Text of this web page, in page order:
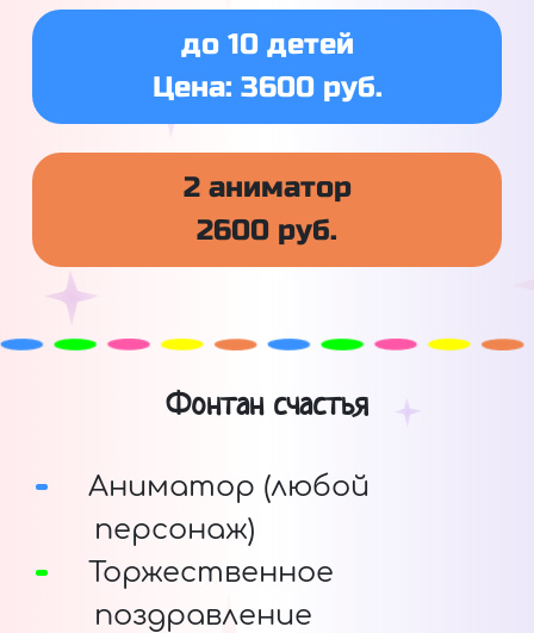
до 10 детей
Цена: 3600 руб.
2 аниматор
2600 руб.
Фонтан счастья
Аниматор (любой
персонаж)
Торжественное
поздравление